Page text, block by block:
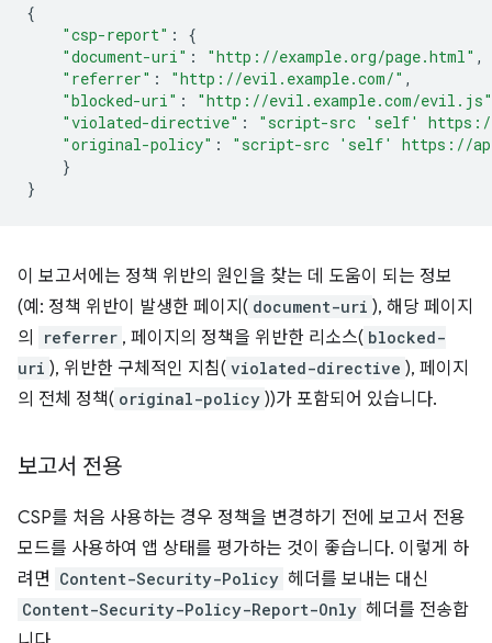
{
"csp-report" :
{
"document-uri" : "http://example.org/page.html" ,
"referrer" : "http://evil.example.com/" ,
"blocked-uri" :
"http://evil.example.com/evil.js"
"violated-directive" :
"script-src 'self' https://
"original-policy" :
"script-src 'self' https://
}
}
이 보고서에는 정책 위반의 원인을 찾는 데 도움이 되는 정보
(예: 정책 위반이 발생한 페이지( document-uri ), 해당 페이지
의
referrer , 페이지의 정책을 위반한 리소스( blocked-
uri ), 위반한 구체적인 지침( violated-directive ), 페이지
의 전체 정책( original-policy ))가 포함되어 있습니다.
보고서 전용
CSP를 처음 사용하는 경우 정책을 변경하기 전에 보고서 전용
모드를 사용하여 앱 상태를 평가하는 것이 좋습니다. 이렇게 하
려면 Content-Security-Policy 헤더를 보내는 대신
Content-Security-Policy-Report-Only 헤더를 전송합